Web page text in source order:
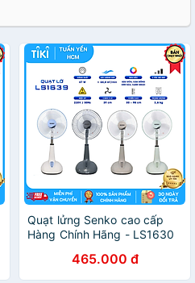
Quạt lửng Senko cao cấp
Hàng Chính Hãng - LS1630
465.000 đ